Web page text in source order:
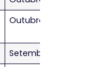
Outubro/2023
Setembro/2023